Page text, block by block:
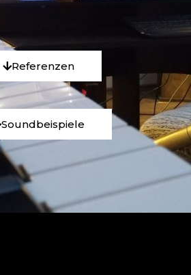
Referenzen
Soundbeispiele